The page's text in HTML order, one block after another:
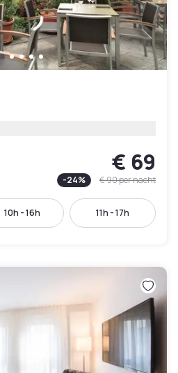
€ 69
-24% € 90per nacht
10h - 16h 11h - 17h